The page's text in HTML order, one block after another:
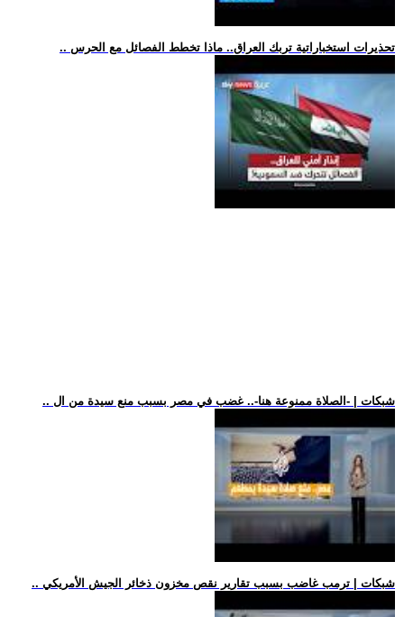
.. تحذيرات استخباراتية تربك العراق.. ماذا تخطط الفصائل مع الحرس
.. شبكات | -الصلاة ممنوعة هنا-.. غضب في مصر بسبب منع سيدة من ال
.. شبكات | ترمب غاضب بسبب تقارير نقص مخزون ذخائر الجيش الأمريكي